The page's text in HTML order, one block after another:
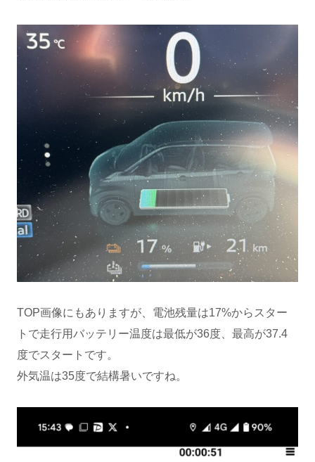
TOP画像にもありますが、電池残量は17%からスター
トで走行用バッテリー温度は最低が36度、最高が37.4
度でスタートです。
外気温は35度で結構暑いですね。